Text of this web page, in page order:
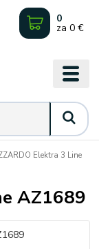
0
za 0 €
Elektra 3 Line
AZ1689